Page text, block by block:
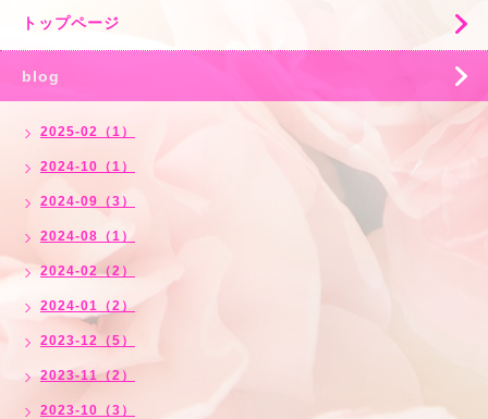
トップページ
blog
2025-02（1）
2024-10（1）
2024-09（3）
2024-08（1）
2024-02（2）
2024-01（2）
2023-12（5）
2023-11（2）
2023-10（3）